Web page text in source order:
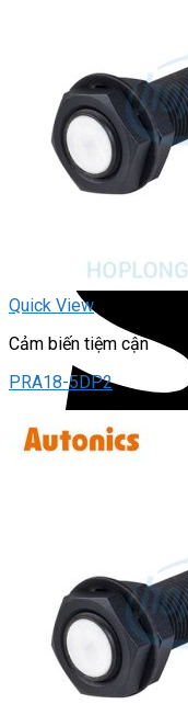
Quick View
Cảm biến tiệm cận
PRA18-5DP2